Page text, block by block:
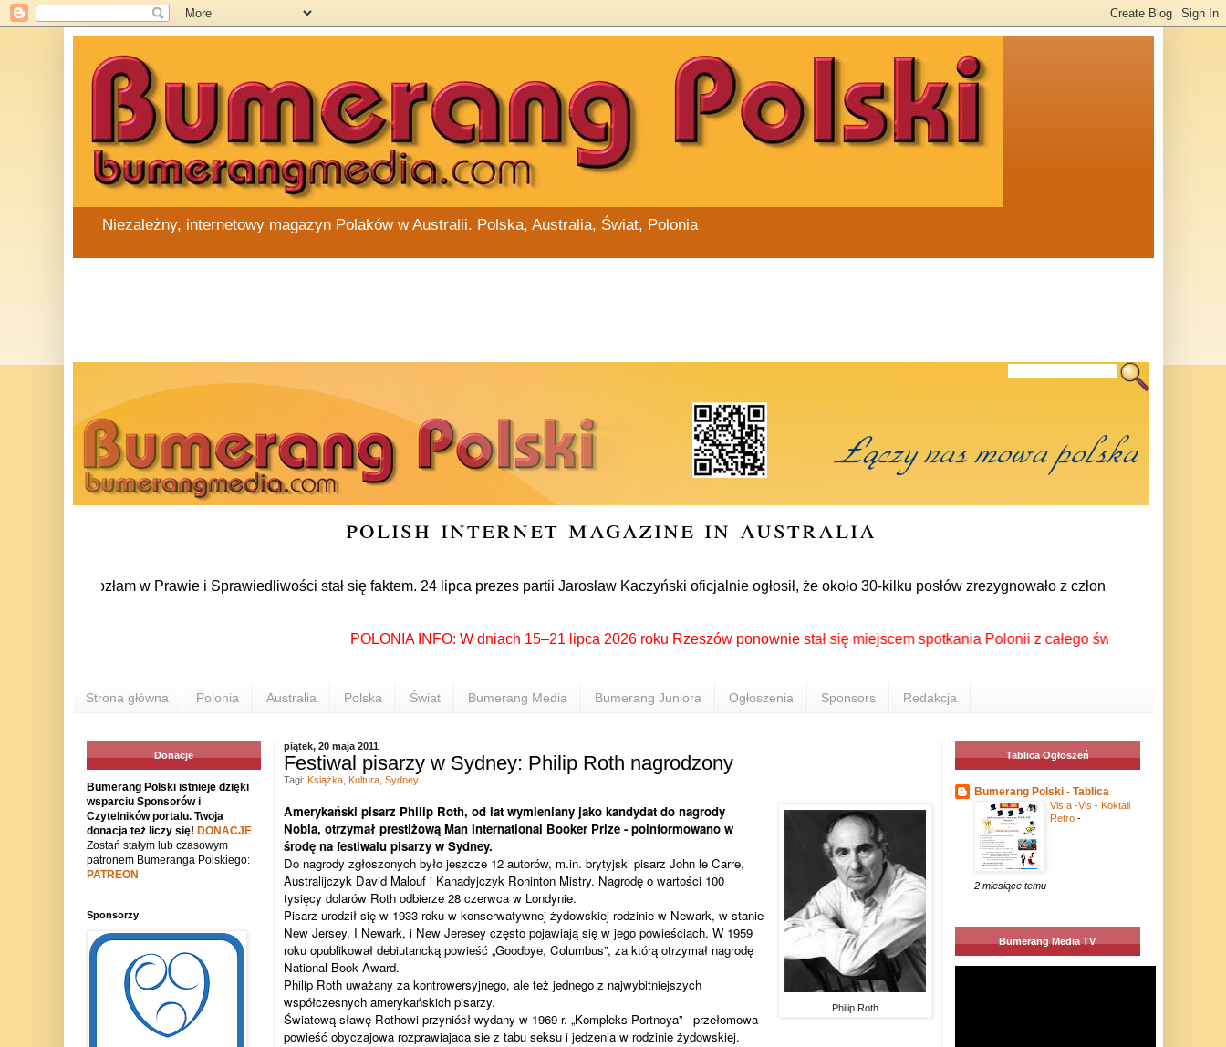
Niezależny, internetowy magazyn Polaków w Australii. Polska, Australia, Świat, Polonia
polish internet magazine in australia
Rozłam w Prawie i Sprawiedliwości stał się faktem. 24 lipca prezes partii Jarosław Kaczyński oficjalnie ogłosił, że około 30-kilku posłów zrezygnowało z członkostwa w PiS.
POLONIA INFO: W dniach 15–21 lipca 2026 roku Rzeszów ponownie stał się miejscem spotkania Polonii z całego świata podczas
Strona główna Polonia Australia Polska Świat Bumerang Media Bumerang Juniora Ogłoszenia Sponsors Redakcja
piątek, 20 maja 2011
Festiwal pisarzy w Sydney: Philip Roth nagrodzony
Philip Roth
Amerykański pisarz Philip Roth, od lat wymieniany jako kandydat do nagrody
Nobla, otrzymał prestiżową Man International Booker Prize - poinformowano w
środę na festiwalu pisarzy w Sydney.
Do nagrody zgłoszonych było jeszcze 12 autorów, m.in. brytyjski pisarz John le Carre,
Australijczyk David Malouf i Kanadyjczyk Rohinton Mistry. Nagrodę o wartości 100
tysięcy dolarów Roth odbierze 28 czerwca w Londynie.
Pisarz urodził się w 1933 roku w konserwatywnej żydowskiej rodzinie w Newark, w stanie
New Jersey. I Newark, i New Jeresey często pojawiają się w jego powieściach. W 1959
roku opublikował debiutancką powieść „Goodbye, Columbus”, za którą otrzymał nagrodę
National Book Award.
Philip Rothuważany za kontrowersyjnego, ale też jednego z najwybitniejszych
współczesnych amerykańskich pisarzy.
Światową sławę Rothowi przyniósł wydany w 1969 r. „Kompleks Portnoya” - przełomowa
powieść obyczajowa rozprawiajaca sie z tabu seksu i jedzenia w rodzinie żydowskiej.
Tagi: Książka, Kultura, Sydney
Donacje
Bumerang Polski istnieje dzięki
wsparciu Sponsorów i
Czytelników portalu. Twoja
donacja też liczy się! DONACJE
Zostań stałym lub czasowym
patronem Bumeranga Polskiego:
PATREON
Sponsorzy
Tablica Ogłoszeń
Bumerang Polski - Tablica
Vis a -Vis - Koktail
Retro -
2 miesiące temu
Bumerang Media TV